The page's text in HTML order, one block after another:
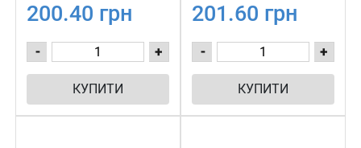
200.40 грн
- +
КУПИТИ
201.60 грн
- +
КУПИТИ